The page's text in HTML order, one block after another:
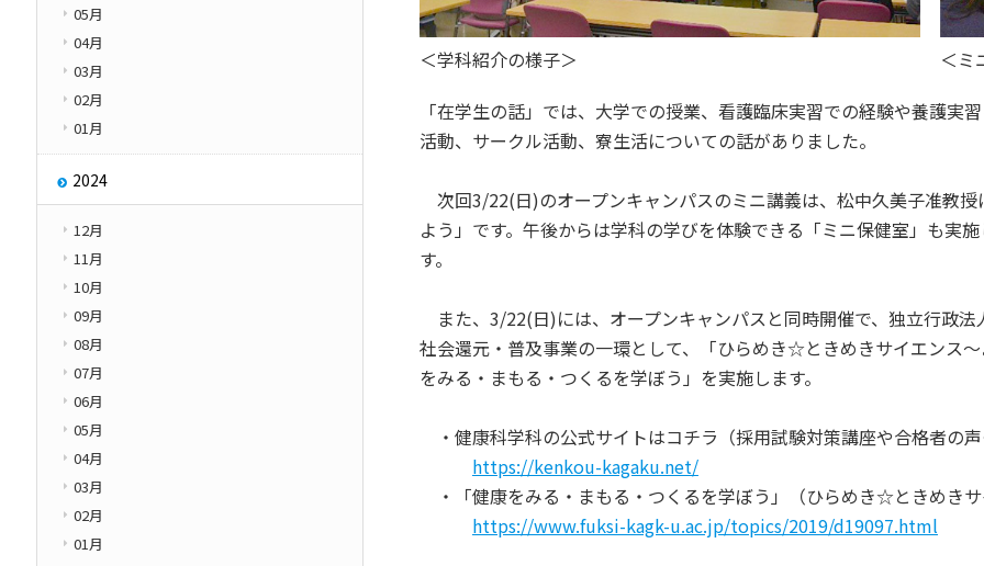
＜学科紹介の様子＞
＜ミ
「在学生の話」では、大学での授業、看護臨床実習での経験や養護
活動、サークル活動、寮生活についての話がありました。
次回3/22(日)のオープンキャンパスのミニ講義は、松中久美子准教
よう」です。午後からは学科の学びを体験できる「ミニ保健室」も実
す。
また、3/22(日)には、オープンキャンパスと同時開催で、独立行政
社会還元・普及事業の一環として、「ひらめき☆ときめきサイエンス
をみる・まもる・つくるを学ぼう」を実施します。
・健康科学科の公式サイトはコチラ（採用試験対策講座や合格者の
https://kenkou-kagaku.net/
・「健康をみる・まもる・つくるを学ぼう」（ひらめき☆ときめき
https://www.fuksi-kagk-u.ac.jp/topics/2019/d19097.html
05月
04月
03月
02月
01月
2024
12月
11月
10月
09月
08月
07月
06月
05月
04月
03月
02月
01月